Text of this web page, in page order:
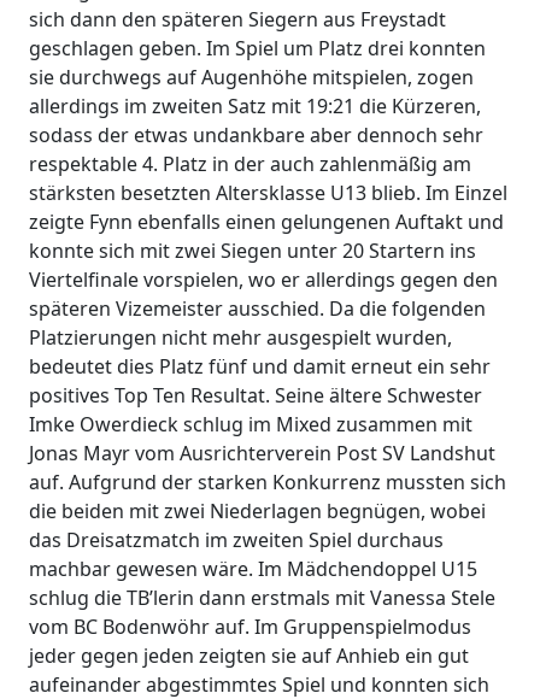
sich dann den späteren Siegern aus Freystadt
geschlagen geben. Im Spiel um Platz drei konnten
sie durchwegs auf Augenhöhe mitspielen, zogen
allerdings im zweiten Satz mit 19:21 die Kürzeren,
sodass der etwas undankbare aber dennoch sehr
respektable 4. Platz in der auch zahlenmäßig am
stärksten besetzten Altersklasse U13 blieb. Im Einzel
zeigte Fynn ebenfalls einen gelungenen Auftakt und
konnte sich mit zwei Siegen unter 20 Startern ins
Viertelfinale vorspielen, wo er allerdings gegen den
späteren Vizemeister ausschied. Da die folgenden
Platzierungen nicht mehr ausgespielt wurden,
bedeutet dies Platz fünf und damit erneut ein sehr
positives Top Ten Resultat. Seine ältere Schwester
Imke Owerdieck schlug im Mixed zusammen mit
Jonas Mayr vom Ausrichterverein Post SV Landshut
auf. Aufgrund der starken Konkurrenz mussten sich
die beiden mit zwei Niederlagen begnügen, wobei
das Dreisatzmatch im zweiten Spiel durchaus
machbar gewesen wäre. Im Mädchendoppel U15
schlug die TB’lerin dann erstmals mit Vanessa Stele
vom BC Bodenwöhr auf. Im Gruppenspielmodus
jeder gegen jeden zeigten sie auf Anhieb ein gut
aufeinander abgestimmtes Spiel und konnten sich